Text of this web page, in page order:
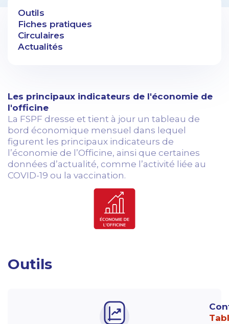
Outils
Fiches pratiques
Circulaires
Actualités
Les principaux indicateurs de l'économie de
l'officine
La FSPF dresse et tient à jour un tableau de
bord économique mensuel dans lequel
figurent les principaux indicateurs de
l’économie de l’Officine, ainsi que certaines
données d’actualité, comme l’activité liée au
COVID-19 ou la vaccination.
Outils